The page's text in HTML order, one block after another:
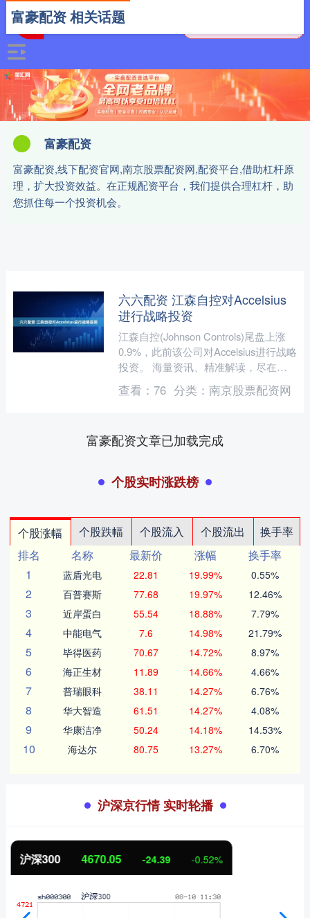
富豪配资
富豪配资,线下配资官网,南京股票配资网,配资平台,借助杠杆原
理，扩大投资效益。在正规配资平台，我们提供合理杠杆，助
您抓住每一个投资机会。
富豪配资 相关话题
六六配资 江森自控对Accelsius
进行战略投资
江森自控(Johnson Controls)尾盘上涨
0.9%，此前该公司对Accelsius进行战略
投资。 海量资讯、精准解读，尽在新
浪财经APP 责任编辑：张....
查看： 76 分类： 南京股票配资网
富豪配资文章已加载完成
个股实时涨跌榜
个股涨幅 个股跌幅 个股流入 个股流出
换手率
排名
名称 最新价 涨幅
换手率
1
蓝盾光电 22.81 19.99% 0.55%
2 百普赛斯 77.68 19.97% 12.46%
3 近岸蛋白 55.54 18.88% 7.79%
4 中能电气 7.6 14.98% 21.79%
5 毕得医药 70.67 14.72% 8.97%
6 海正生材 11.89 14.66% 4.66%
7 普瑞眼科 38.11 14.27% 6.76%
8 华大智造 61.51 14.27% 4.08%
9 华康洁净 50.24 14.18% 14.53%
10 海达尔 80.75 13.27% 6.70%
沪深京行情 实时轮播
北证50 1125.45 -8.79 -0.78%